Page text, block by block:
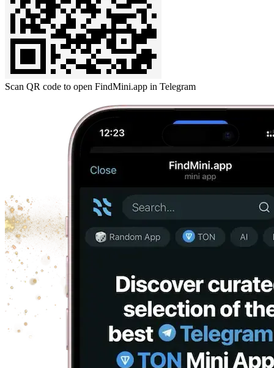
Scan QR code to open FindMini.app in Telegram